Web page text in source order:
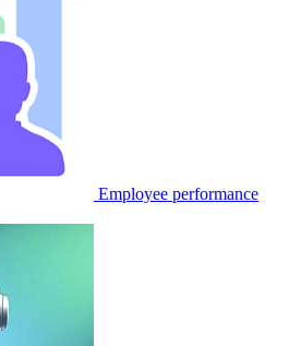
Employee performance